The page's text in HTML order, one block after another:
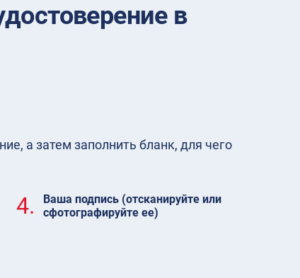
в
а затем заполнить бланк, для чего
4.
Ваша подпись (отсканируйте или
сфотографируйте ее)